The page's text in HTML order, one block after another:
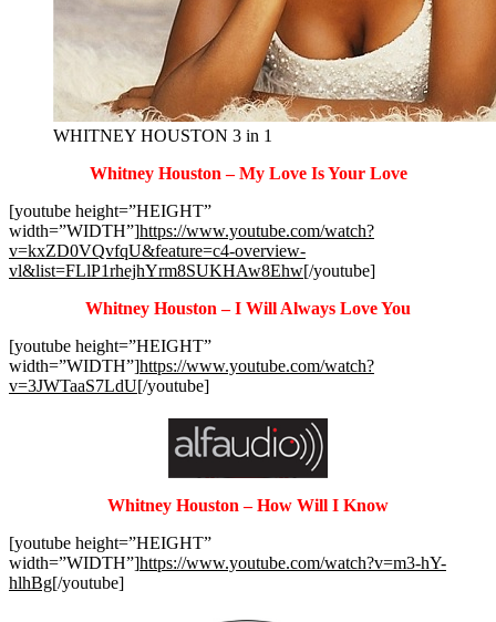
WHITNEY HOUSTON 3 in 1
Whitney Houston – My Love Is Your Love
[youtube height=”HEIGHT”
width=”WIDTH”]https://www.youtube.com/watch?
v=kxZD0VQvfqU&feature=c4-overview-
vl&list=FLlP1rhejhYrm8SUKHAw8Ehw[/youtube]
Whitney Houston – I Will Always Love You
[youtube height=”HEIGHT”
width=”WIDTH”]https://www.youtube.com/watch?
v=3JWTaaS7LdU[/youtube]
Whitney Houston – How Will I Know
[youtube height=”HEIGHT”
width=”WIDTH”]https://www.youtube.com/watch?v=m3-hY-
hlhBg[/youtube]